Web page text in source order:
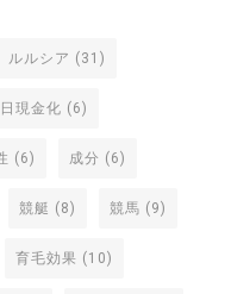
ルルシア (31)
現金化 (6)
(6) 成分 (6)
競艇 (8) 競馬 (9)
育毛効果 (10)